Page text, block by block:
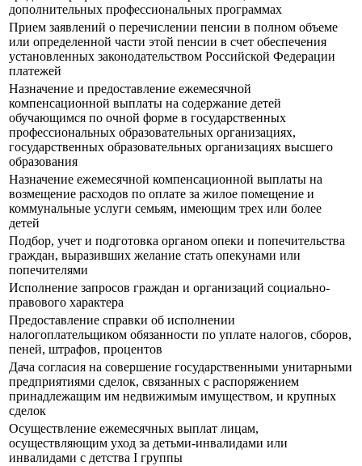
дополнительных профессиональных программах
Прием заявлений о перечислении пенсии в полном объеме
или определенной части этой пенсии в счет обеспечения
установленных законодательством Российской Федерации
платежей
Назначение и предоставление ежемесячной
компенсационной выплаты на содержание детей
обучающимся по очной форме в государственных
профессиональных образовательных организациях,
государственных образовательных организациях высшего
образования
Назначение ежемесячной компенсационной выплаты на
возмещение расходов по оплате за жилое помещение и
коммунальные услуги семьям, имеющим трех или более
детей
Подбор, учет и подготовка органом опеки и попечительства
граждан, выразивших желание стать опекунами или
попечителями
Исполнение запросов граждан и организаций социально-
правового характера
Предоставление справки об исполнении
налогоплательщиком обязанности по уплате налогов, сборов,
пеней, штрафов, процентов
Дача согласия на совершение государственными унитарными
предприятиями сделок, связанных с распоряжением
принадлежащим им недвижимым имуществом, и крупных
сделок
Осуществление ежемесячных выплат лицам,
осуществляющим уход за детьми-инвалидами или
инвалидами с детства I группы